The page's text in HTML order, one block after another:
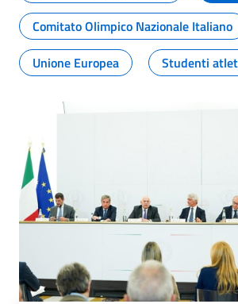
Comitato Olimpico Nazionale Italiano
Unione Europea
Studenti